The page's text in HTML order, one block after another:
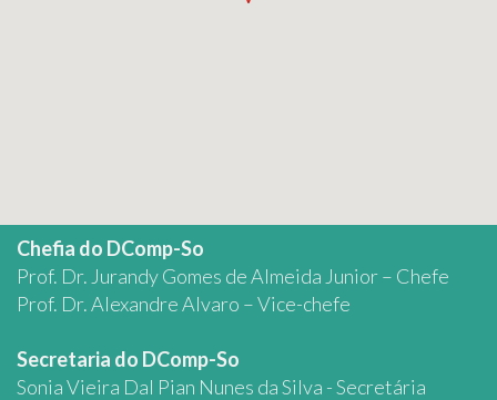
Chefia do DComp-So
Prof. Dr. Jurandy Gomes de Almeida Junior – Chefe
Prof. Dr. Alexandre Alvaro – Vice-chefe
Secretaria do DComp-So
Sonia Vieira Dal Pian Nunes da Silva - Secretária